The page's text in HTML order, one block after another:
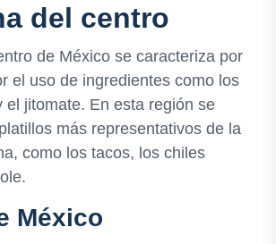
del centro
de México se caracteriza por
el uso de ingredientes como los
el jitomate. En esta región se
más representativos de la
como los tacos, los chiles
México